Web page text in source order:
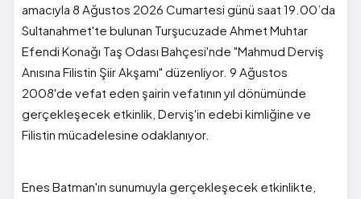
amacıyla 8 Ağustos 2026 Cumartesi günü saat 19.00’da
Sultanahmet'te bulunan Turşucuzade Ahmet Muhtar
Efendi Konağı Taş Odası Bahçesi'nde "Mahmud Derviş
Anısına Filistin Şiir Akşamı" düzenliyor. 9 Ağustos
2008'de vefat eden şairin vefatının yıl dönümünde
gerçekleşecek etkinlik, Derviş'in edebi kimliğine ve
Filistin mücadelesine odaklanıyor.
Enes Batman'ın sunumuyla gerçekleşecek etkinlikte,